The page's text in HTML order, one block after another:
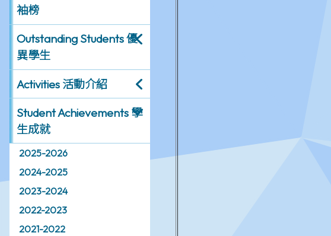
袖榜
Outstanding Students 優
異學生
Activities 活動介紹
Student Achievements 學
生成就
2025-2026
2024-2025
2023-2024
2022-2023
2021-2022